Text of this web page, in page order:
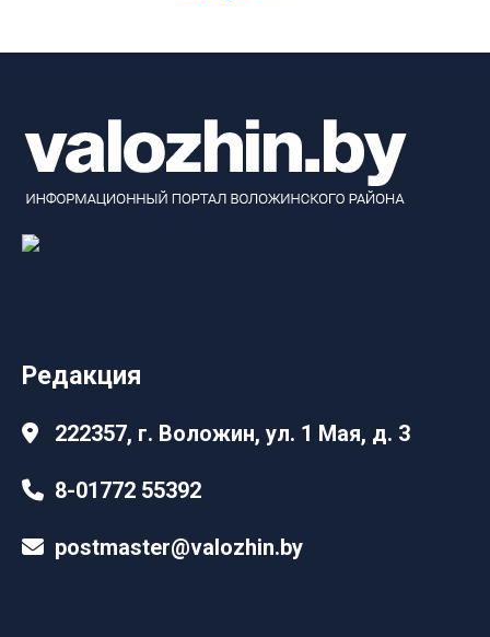
Редакция
222357, г. Воложин, ул. 1 Мая, д. 3
8-01772 55392
postmaster@valozhin.by